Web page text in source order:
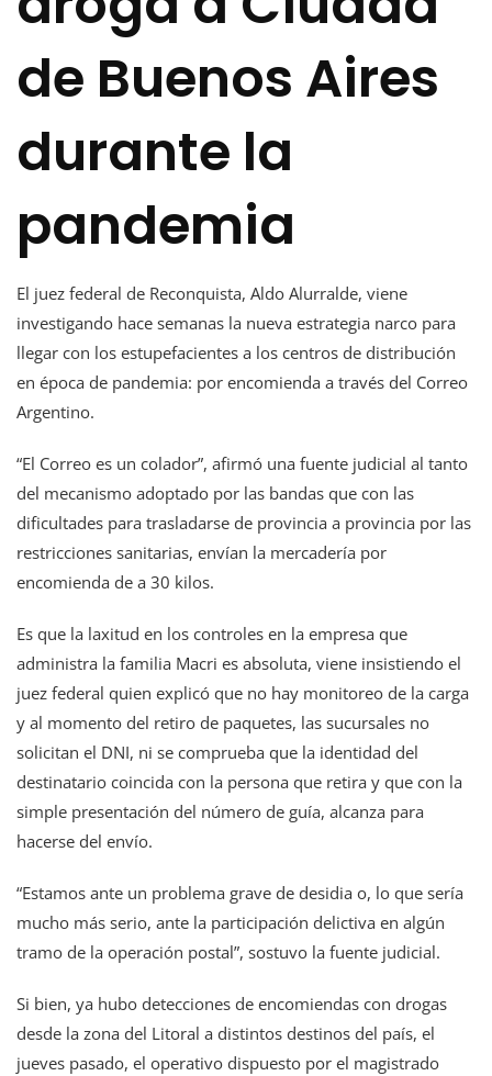
de Buenos Aires
durante la
pandemia
El juez federal de Reconquista, Aldo Alurralde, viene
investigando hace semanas la nueva estrategia narco para
llegar con los estupefacientes a los centros de distribución
en época de pandemia: por encomienda a través del Correo
Argentino.
“El Correo es un colador”, afirmó una fuente judicial al tanto
del mecanismo adoptado por las bandas que con las
dificultades para trasladarse de provincia a provincia por las
restricciones sanitarias, envían la mercadería por
encomienda de a 30 kilos.
Es que la laxitud en los controles en la empresa que
administra la familia Macri es absoluta, viene insistiendo el
juez federal quien explicó que no hay monitoreo de la carga
y al momento del retiro de paquetes, las sucursales no
solicitan el DNI, ni se comprueba que la identidad del
destinatario coincida con la persona que retira y que con la
simple presentación del número de guía, alcanza para
hacerse del envío.
“Estamos ante un problema grave de desidia o, lo que sería
mucho más serio, ante la participación delictiva en algún
tramo de la operación postal”, sostuvo la fuente judicial.
Si bien, ya hubo detecciones de encomiendas con drogas
desde la zona del Litoral a distintos destinos del país, el
jueves pasado, el operativo dispuesto por el magistrado